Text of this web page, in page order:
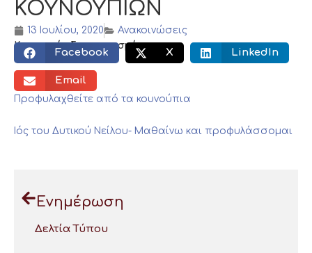
ΚΟΥΝΟΥΠΙΩΝ
13 Ιουλίου, 2020
Ανακοινώσεις
Κοινωνικός διαμοιρασμός:
Facebook X LinkedIn
Email
Προφυλαχθείτε από τα κουνούπια
Ιός του Δυτικού Νείλου- Μαθαίνω και προφυλάσσομαι
Ενημέρωση
Δελτία Τύπου